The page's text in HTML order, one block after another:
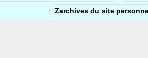
Zarchives du site